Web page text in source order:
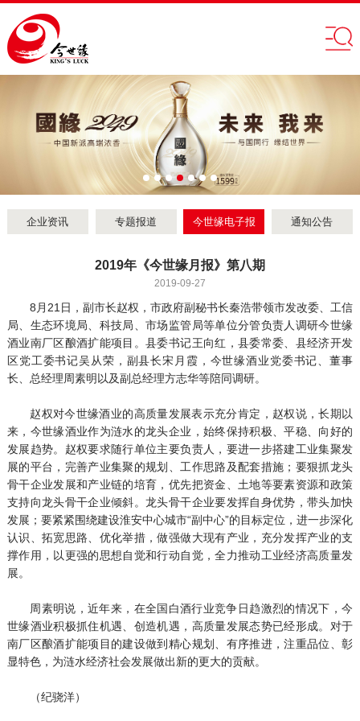
企业资讯 专题报道 今世缘电子报 通知公告
2019年《今世缘月报》第八期
2019-09-27
8月21日，副市长赵权，市政府副秘书长秦浩带领市发改委、工信
局、生态环境局、科技局、市场监管局等单位分管负责人调研今世缘
酒业南厂区酿酒扩能项目。县委书记王向红，县委常委、县经济开发
区党工委书记吴从荣，副县长宋月霞，今世缘酒业党委书记、董事
长、总经理周素明以及副总经理方志华等陪同调研。
赵权对今世缘酒业的高质量发展表示充分肯定，赵权说，长期以
来，今世缘酒业作为涟水的龙头企业，始终保持积极、平稳、向好的
发展趋势。赵权要求随行单位主要负责人，要进一步搭建工业集聚发
展的平台，完善产业集聚的规划、工作思路及配套措施；要狠抓龙头
骨干企业发展和产业链的培育，优先把资金、土地等要素资源和政策
支持向龙头骨干企业倾斜。龙头骨干企业要发挥自身优势，带头加快
发展；要紧紧围绕建设淮安中心城市“副中心”的目标定位，进一步深化
认识、拓宽思路、优化举措，做强做大现有产业，充分发挥产业的支
撑作用，以更强的思想自觉和行动自觉，全力推动工业经济高质量发
展。
周素明说，近年来，在全国白酒行业竞争日趋激烈的情况下，今
世缘酒业积极抓住机遇、创造机遇，高质量发展态势已经形成。对于
南厂区酿酒扩能项目的建设做到精心规划、有序推进，注重品位、彰
显特色，为涟水经济社会发展做出新的更大的贡献。
（纪骁洋）